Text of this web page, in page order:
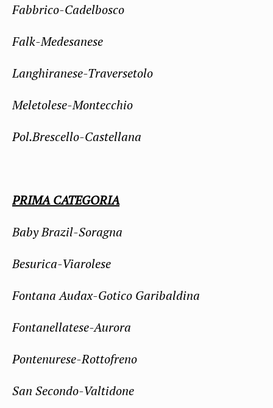
Fabbrico-Cadelbosco
Falk-Medesanese
Langhiranese-Traversetolo
Meletolese-Montecchio
Pol.Brescello-Castellana
PRIMA CATEGORIA
Baby Brazil-Soragna
Besurica-Viarolese
Fontana Audax-Gotico Garibaldina
Fontanellatese-Aurora
Pontenurese-Rottofreno
San Secondo-Valtidone